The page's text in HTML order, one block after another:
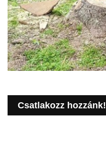
Csatlakozz hozzánk!